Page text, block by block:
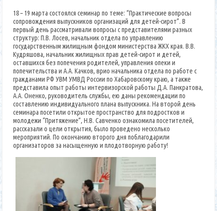
18 – 19 марта состоялся семинар по теме: “Практические вопросы
сопровождения выпускников организаций для детей-сирот”. В
первый день рассматривали вопросы с представителями разных
структур: П.В. Лосев, начальник отдела по управлению
государственным жилищным фондом министерства ЖКХ края. В.В.
Кудряшова, начальник жилищных прав детей-сирот и детей,
оставшихся без попечения родителей, управления опеки и
попечительства и А.А. Качков, врио начальника отдела по работе с
гражданами РФ УВМ УМВД России по Хабаровскому краю, а также
представила опыт работы интервизорской работы Д.А. Панкратова,
А.А. Оненко, руководитель службы, ею даны рекомендации по
составлению индивидуального плана выпускника. На второй день
семинара посетили открытое пространство для подростков и
молодежи “Притяжение”, Н.В. Савченко ознакомила посетителей,
рассказали о цели открытия, было проведено несколько
мероприятий. По окончанию второго дня поблагодарили
организаторов за насыщенную и плодотворную работу!